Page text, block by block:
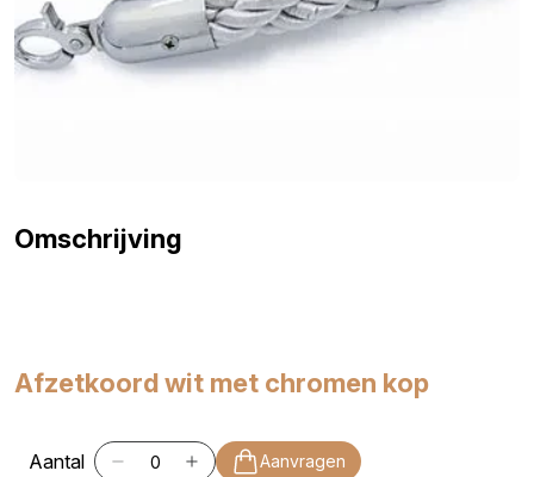
Omschrijving
Afzetkoord wit met chromen kop
Aantal Aanvragen